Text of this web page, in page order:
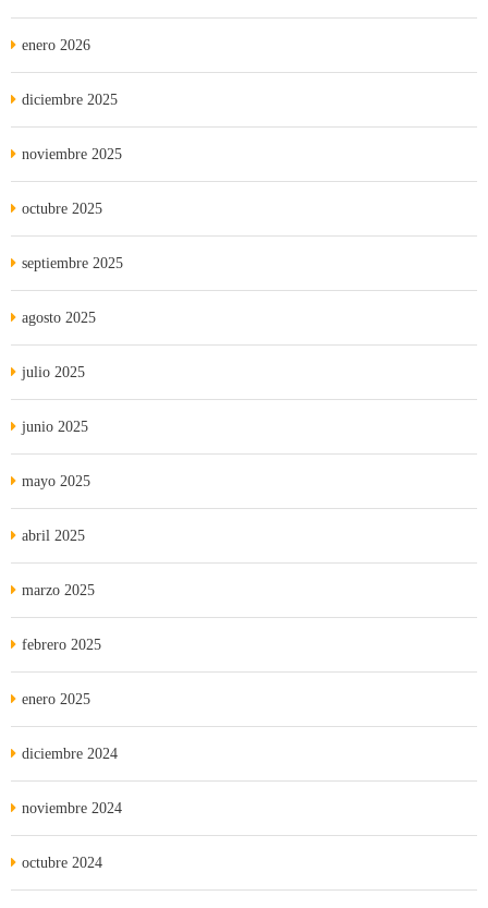
enero 2026
diciembre 2025
noviembre 2025
octubre 2025
septiembre 2025
agosto 2025
julio 2025
junio 2025
mayo 2025
abril 2025
marzo 2025
febrero 2025
enero 2025
diciembre 2024
noviembre 2024
octubre 2024